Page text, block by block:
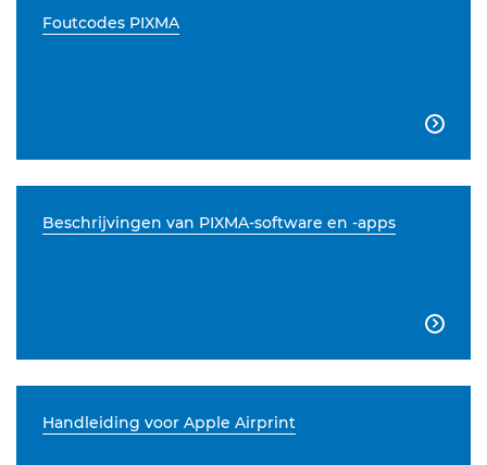
Foutcodes PIXMA

Beschrijvingen van PIXMA-software en -apps

Handleiding voor Apple Airprint